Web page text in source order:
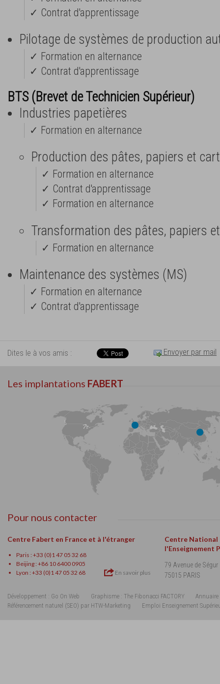
✓ Contrat d'apprentissage
Pilotage de systèmes de production
✓ Formation en alternance
✓ Contrat d'apprentissage
BTS (Brevet de Technicien Supérieur)
Industries papetières
✓ Formation en alternance
Production des pâtes, papiers et
✓ Formation en alternance
✓ Contrat d'apprentissage
✓ Formation en alternance
Transformation des pâtes, papiers
✓ Formation en alternance
Maintenance des systèmes (MS)
✓ Formation en alternance
✓ Contrat d'apprentissage
Dites le à vos amis : Envoyer par mail
Les implantations FABERT
Pour nous contacter
Centre Fabert en France et à l'étranger
Paris : +33 (0)1 47 05 32 68
Beijing : +86 10 6400 0905
Lyon : +33 (0)1 47 05 32 68
En savoir plus
Centre National
l'Enseignement
79 Avenue de Ségur
75015 PARIS
Développement : Go On Web Graphisme : The Fibonacci FACTORY
Annuaire
Référencement naturel (SEO) par HTW-Marketing
Emploi Enseignement